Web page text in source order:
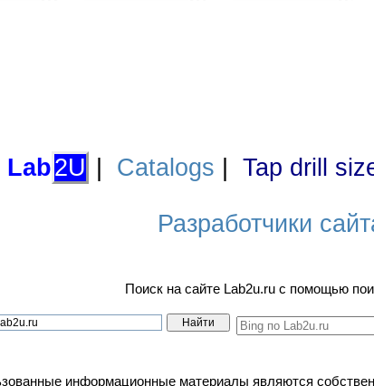
Lab2U Catalogs Tap drill
Разработчики
Поиск на сайте Lab2u.ru с помощью
информационные материалы являются